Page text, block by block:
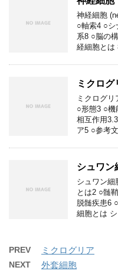
神経細胞
○軸索4 ○シ
系8 ○脳の
経細胞と
ミクログ
ミクログ
○形態3 ○機
相互作用
ア5 ○参考
シュワン
シュワン細
とは2 ○髄
脱髄疾患6
細胞とは
PREV ミクログリア
NEXT 外套細胞